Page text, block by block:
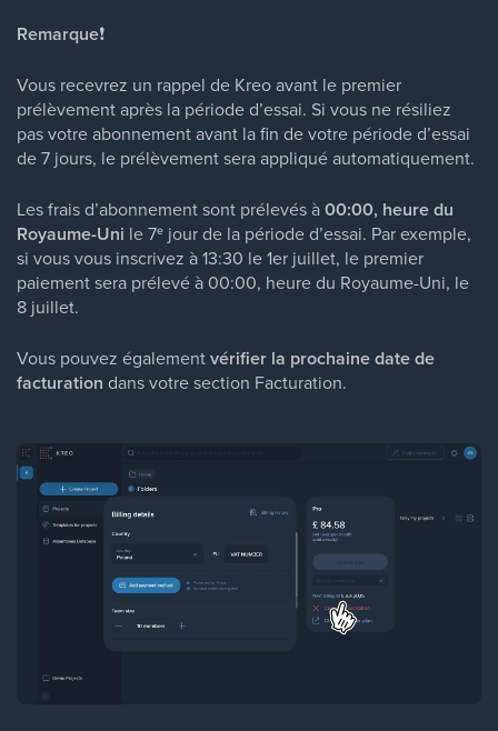
Remarque❗
Vous recevrez un rappel de Kreo avant le premier
prélèvement après la période d’essai. Si vous ne résiliez
pas votre abonnement avant la fin de votre période d’essai
de 7 jours, le prélèvement sera appliqué automatiquement.
Les frais d’abonnement sont prélevés à00:00, heure du
Royaume-Uni le 7ᵉ jour de la période d’essai. Par exemple,
si vous vous inscrivez à 13:30 le 1er juillet, le premier
paiement sera prélevé à 00:00, heure du Royaume-Uni, le
8 juillet.
Vous pouvez égalementvérifier la prochaine date de
facturation dans votre section Facturation.